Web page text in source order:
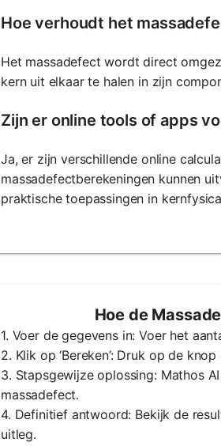
Hoe verhoudt het
Het massadefect wordt direct
kern uit elkaar te halen in zijn
Zijn er online tools of apps
Ja, er zijn verschillende online
massadefectberekeningen kunnen
praktische toepassingen in
Hoe de
1. Voer de gegevens in: Voer het
2. Klik op ‘Bereken’: Druk op de
3. Stapsgewijze oplossing: Mathos
massadefect.
4. Definitief antwoord: Bekijk de
uitleg.